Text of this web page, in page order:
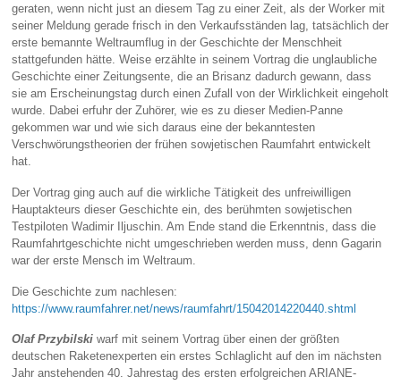
geraten, wenn nicht just an diesem Tag zu einer Zeit, als der Worker mit
seiner Meldung gerade frisch in den Verkaufsständen lag, tatsächlich der
erste bemannte Weltraumflug in der Geschichte der Menschheit
stattgefunden hätte. Weise erzählte in seinem Vortrag die unglaubliche
Geschichte einer Zeitungsente, die an Brisanz dadurch gewann, dass
sie am Erscheinungstag durch einen Zufall von der Wirklichkeit eingeholt
wurde. Dabei erfuhr der Zuhörer, wie es zu dieser Medien-Panne
gekommen war und wie sich daraus eine der bekanntesten
Verschwörungstheorien der frühen sowjetischen Raumfahrt entwickelt
hat.
Der Vortrag ging auch auf die wirkliche Tätigkeit des unfreiwilligen
Hauptakteurs dieser Geschichte ein, des berühmten sowjetischen
Testpiloten Wadimir Iljuschin. Am Ende stand die Erkenntnis, dass die
Raumfahrtgeschichte nicht umgeschrieben werden muss, denn Gagarin
war der erste Mensch im Weltraum.
Die Geschichte zum nachlesen:
https://www.raumfahrer.net/news/raumfahrt/15042014220440.shtml
Olaf Przybilski warf mit seinem Vortrag über einen der größten
deutschen Raketenexperten ein erstes Schlaglicht auf den im nächsten
Jahr anstehenden 40. Jahrestag des ersten erfolgreichen ARIANE-